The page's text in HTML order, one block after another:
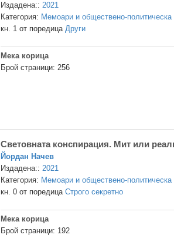
Издадена:: 2021
Категория: Мемоари и обществено-политическа
кн. 1 от поредица Други
Мека корица
Брой страници: 256
Световната конспирация. Мит или
Йордан Начев
Издадена:: 2021
Категория: Мемоари и обществено-политическа
кн. 0 от поредица Строго секретно
Мека корица
Брой страници: 192